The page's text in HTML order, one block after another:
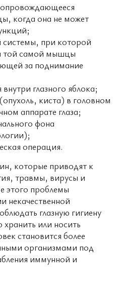
когда она не может
при которой
той самой мышцы
за поднимание
глазного яблока;
киста) в головном
аппарате глаза;
фона
операция.
которые приводят к
травмы, вирусы и
этого проблемы
некачественной
глазную гигиену
или носить
становится более
организмами под
иммунной и